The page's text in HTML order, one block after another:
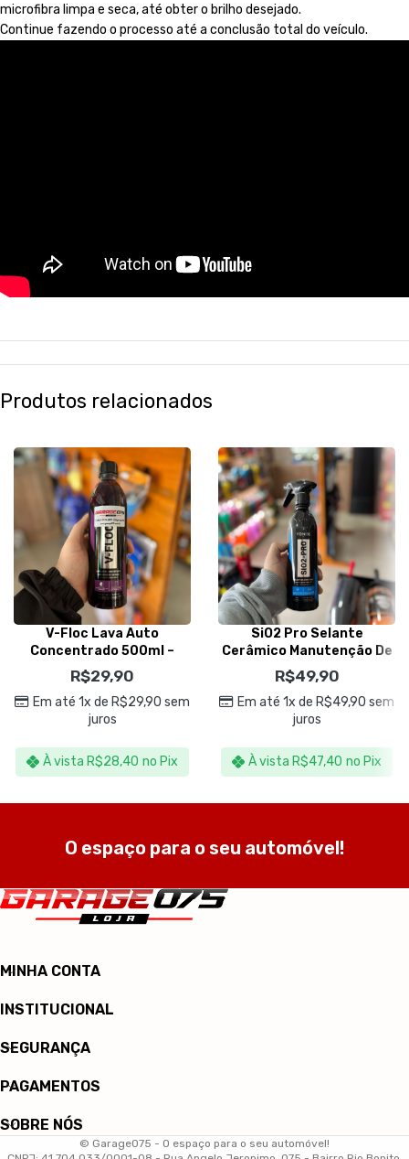
microfibra limpa e seca, até obter o brilho desejado.
Continue fazendo o processo até a conclusão total do veículo.
Produtos relacionados
V-Floc Lava Auto
Concentrado 500ml –
Vonixx
R$29,90
Em até 1x de R$29,90 sem
juros
À vista R$28,40 no Pix
SiO2 Pro Selante
Cerâmico Manutenção De
Vitrificadores 500ml –
Vonixx
R$49,90
Em até 1x de R$49,90 sem
juros
À vista R$47,40 no Pix
O espaço para o seu automóvel!
MINHA CONTA
INSTITUCIONAL
SEGURANÇA
PAGAMENTOS
SOBRE NÓS
© Garage075 - O espaço para o seu automóvel!